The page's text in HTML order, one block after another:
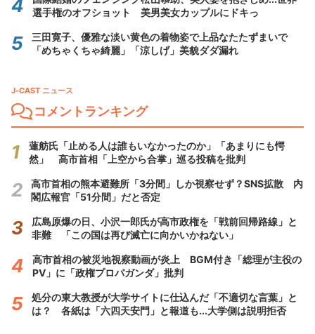
選手権のオフショット 美男美女カップルにドキっ
三田寛子、優雅な淡い黄色の着物姿で上品なたたずまいで
「めちゃくちゃ綺麗」「涼しげ」美貌ダダ漏れ
J-CAST ニュース
コメントランキング
蓮舫氏「止める人は誰もいなかったのか」「あまりにも愕
然」 高市首相「上空から合掌」巡る投稿を批判
高市首相の熊本避難所「3分間」しか視察せず？SNS拡散 内
閣広報官「51分間」だと否定
広島原爆の日、小沢一郎氏が高市政権を「戦前回帰路線」と
非難 「この国は再び滅亡に向かいかねない」
高市首相の被災地視察動画が炎上 BGM付き「総理が主役の
PV」に「政権プロパガンダ」批判
処分の東大教授が大学サイトに仕込んだ「不適切な言葉」と
は？ 各紙は「六四天安門」と報道も...大学側は説明拒否